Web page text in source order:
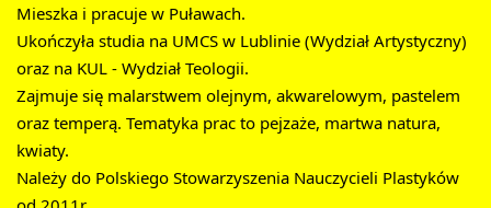
Mieszka i pracuje w Puławach.
Ukończyła studia na UMCS w Lublinie (Wydział Artystyczny)
oraz na KUL - Wydział Teologii.
Zajmuje się malarstwem olejnym, akwarelowym, pastelem
oraz temperą. Tematyka prac to pejzaże, martwa natura,
kwiaty.
Należy do Polskiego Stowarzyszenia Nauczycieli Plastyków